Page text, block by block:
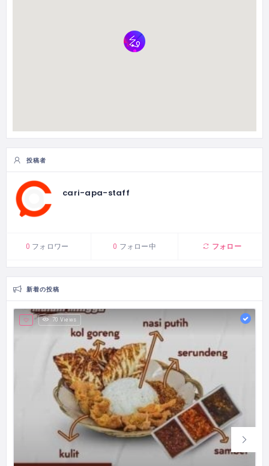
投稿者
cari-apa-staff
0 フォロワー 0 フォロー中 フォロー
新着の投稿
70 Views